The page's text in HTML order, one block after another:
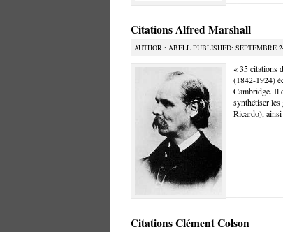
Citations Alfred Marshall
AUTHOR : ABELL PUBLISHED: SEPTEMBRE
« 35 citations
(1842-1924)
Cambridge. Il
synthétiser
Ricardo),
Citations Clément Colson